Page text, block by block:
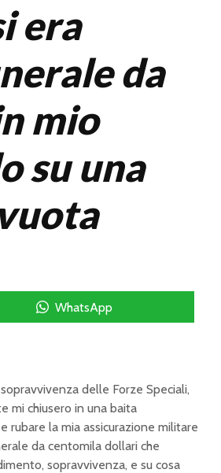
era
da
mio
su una
WhatsApp
delle Forze Speciali,
mi chiusero in una baita
la mia assicurazione militare
da centomila dollari che
sopravvivenza, e su cosa